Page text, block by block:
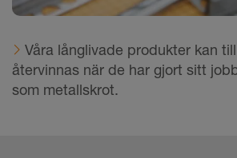
Våra långlivade produkter kan
återvinnas när de har gjort sitt
som metallskrot.